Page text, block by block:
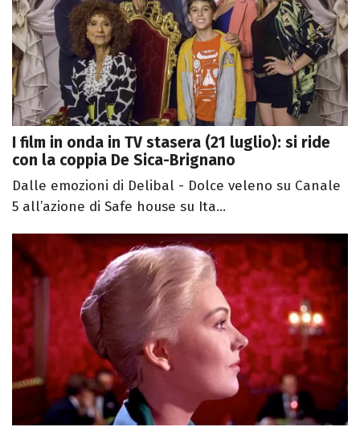
I film in onda in TV stasera (21 luglio): si ride
con la coppia De Sica-Brignano
Dalle emozioni di Delibal - Dolce veleno su Canale
5 all’azione di Safe house su Ita...